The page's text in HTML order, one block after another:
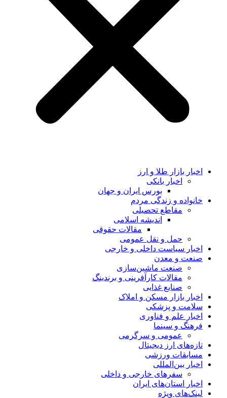
اخبار بازار طلا و ارز
اخبار بانکی
بورس ایران و جهان
خانواده و زندگی مردم
مقاطع تحصیلی
اندیشه اسلامی
مقالات حقوقی
حمل و نقل عمومی
اخبار سیاست داخلی و خارجی
صنعت و معدن
صنعت ماشین‌سازی
مقالات کارآفرینی و برندینگ
صنایع غذایی
اخبار بازار مسکن و املاک
سلامت و پزشکی
اخبار علم و فناوری
فرهنگ و سینما
عمومی و سرگرمی
تازه‌های ارز دیجیتال
مسابقات ورزشی
اخبار بین‌المللی
سفرهای خارجی و داخلی
اخبار استان‌های ایران
لینک‌های ویژه